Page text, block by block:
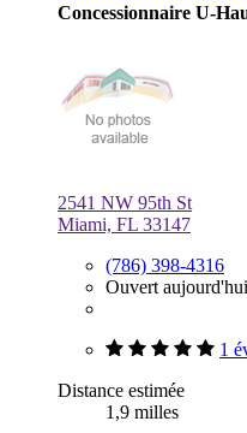
Concessionnaire U-
2541 NW 95th St
Miami, FL 33147
(786) 398-4316
Ouvert
1
Distance estimée
1,9 milles